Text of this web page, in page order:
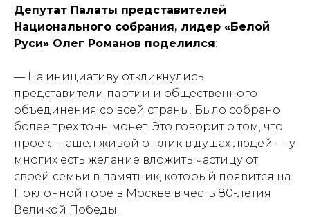
Депутат Палаты представителей
Национального собрания, лидер «Белой
Руси» Олег Романов поделился:
— На инициативу откликнулись
представители партии и общественного
объединения со всей страны. Было собрано
более трех тонн монет. Это говорит о том, что
проект нашел живой отклик в душах людей — у
многих есть желание вложить частицу от
своей семьи в памятник, который появится на
Поклонной горе в Москве в честь 80-летия
Великой Победы.